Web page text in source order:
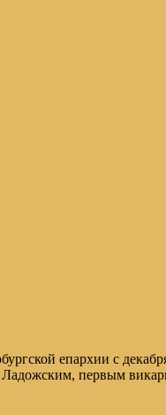
епархии с
первым